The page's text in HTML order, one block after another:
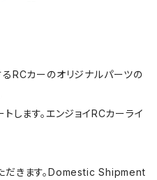
RCカーのオリジナルパーツの
します。エンジョイRCカーライ
だきます。Domestic Shipment